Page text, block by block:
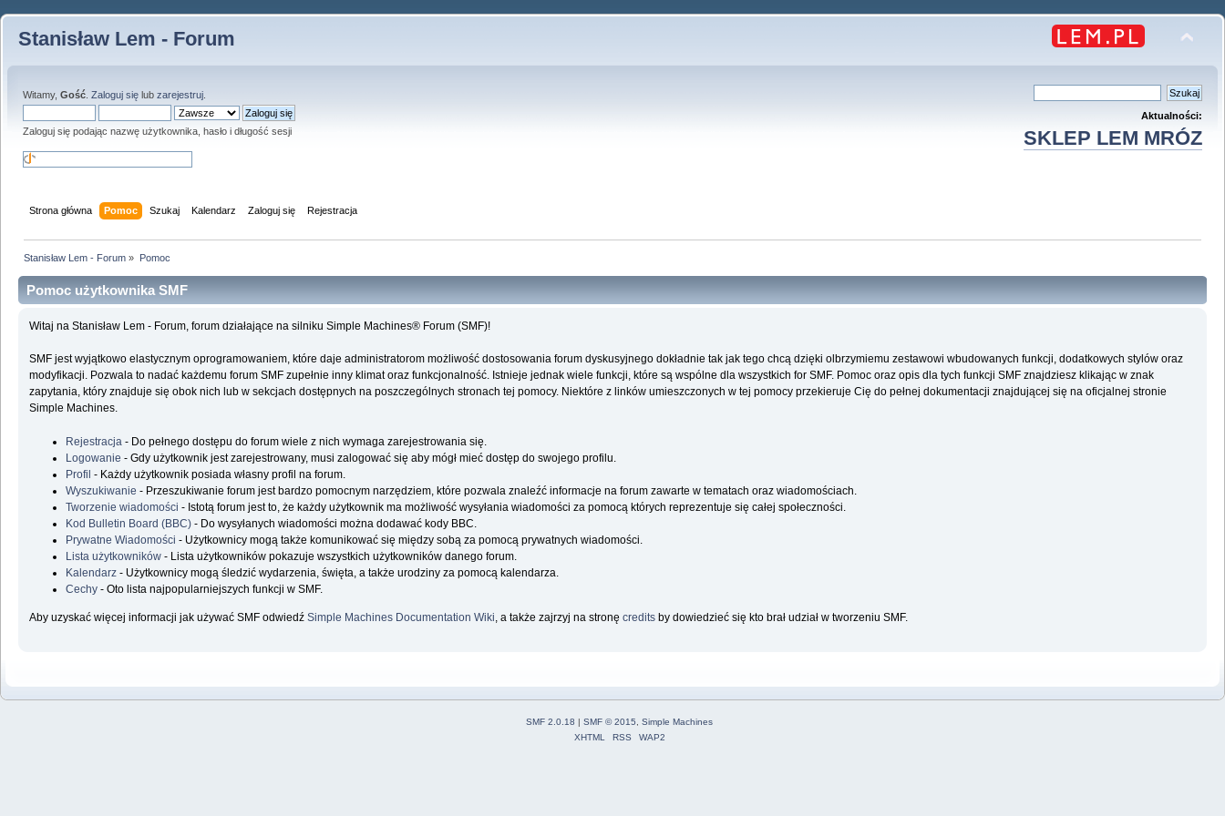
Stanisław Lem - Forum
Witamy, Gość Zaloguj się lub zarejestruj
Zaloguj się podając nazwę użytkownika, hasło i długość sesji
Aktualności:
SKLEP LEM MRÓZ
Strona główna Pomoc Szukaj Kalendarz Zaloguj się Rejestracja
Stanisław Lem - Forum » Pomoc
Pomoc użytkownika SMF
Witaj na Stanisław Lem - Forum, forum działające na silniku Simple Machines® Forum (SMF)!
SMF jest wyjątkowo elastycznym oprogramowaniem, które daje administratorom możliwość dostosowania forum dyskusyjnego dokładnie tak jak tego chcą dzięki olbrzymiemu zestawowi wbudowanych funkcji, dodatkowych stylów oraz
modyfikacji. Pozwala to nadać każdemu forum SMF zupełnie inny klimat oraz funkcjonalność. Istnieje jednak wiele funkcji, które są wspólne dla wszystkich for SMF. Pomoc oraz opis dla tych funkcji SMF znajdziesz klikając w znak
zapytania, który znajduje się obok nich lub w sekcjach dostępnych na poszczególnych stronach tej pomocy. Niektóre z linków umieszczonych w tej pomocy przekieruje Cię do pełnej dokumentacji znajdującej się na oficjalnej stronie
Simple Machines.
Rejestracja - Do pełnego dostępu do forum wiele z nich wymaga zarejestrowania się.
Logowanie - Gdy użytkownik jest zarejestrowany, musi zalogować się aby mógł mieć dostęp do swojego profilu.
Profil - Każdy użytkownik posiada własny profil na forum.
Wyszukiwanie - Przeszukiwanie forum jest bardzo pomocnym narzędziem, które pozwala znaleźć informacje na forum zawarte w tematach oraz wiadomościach.
Tworzenie wiadomości - Istotą forum jest to, że każdy użytkownik ma możliwość wysyłania wiadomości za pomocą których reprezentuje się całej społeczności.
Kod Bulletin Board (BBC) - Do wysyłanych wiadomości można dodawać kody BBC.
Prywatne Wiadomości - Użytkownicy mogą także komunikować się między sobą za pomocą prywatnych wiadomości.
Lista użytkowników - Lista użytkowników pokazuje wszystkich użytkowników danego forum.
Kalendarz - Użytkownicy mogą śledzić wydarzenia, święta, a także urodziny za pomocą kalendarza.
Cechy - Oto lista najpopularniejszych funkcji w SMF.
Aby uzyskać więcej informacji jak używać SMF odwiedźSimple Machines Documentation Wiki , a także zajrzyj na stronęcredits by dowiedzieć się kto brał udział w tworzeniu SMF.
SMF 2.0.18 | SMF © 2015, Simple Machines
XHTML
RSS WAP2